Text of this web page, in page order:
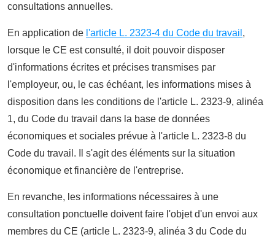
consultations annuelles.
En application de l'article L. 2323-4 du Code du travail ,
lorsque le CE est consulté, il doit pouvoir disposer
d'informations écrites et précises transmises par
l'employeur, ou, le cas échéant, les informations mises à
disposition dans les conditions de l'article L. 2323-9, alinéa
1, du Code du travail dans la base de données
économiques et sociales prévue à l'article L. 2323-8 du
Code du travail. Il s'agit des éléments sur la situation
économique et financière de l'entreprise.
En revanche, les informations nécessaires à une
consultation ponctuelle doivent faire l'objet d'un envoi aux
membres du CE (article L. 2323-9, alinéa 3 du Code du